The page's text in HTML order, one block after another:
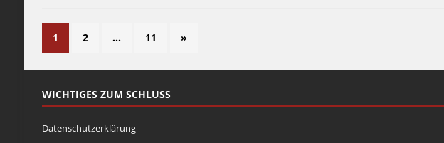
1 2 … 11 »
WICHTIGES ZUM SCHLUSS
Datenschutzerklärung